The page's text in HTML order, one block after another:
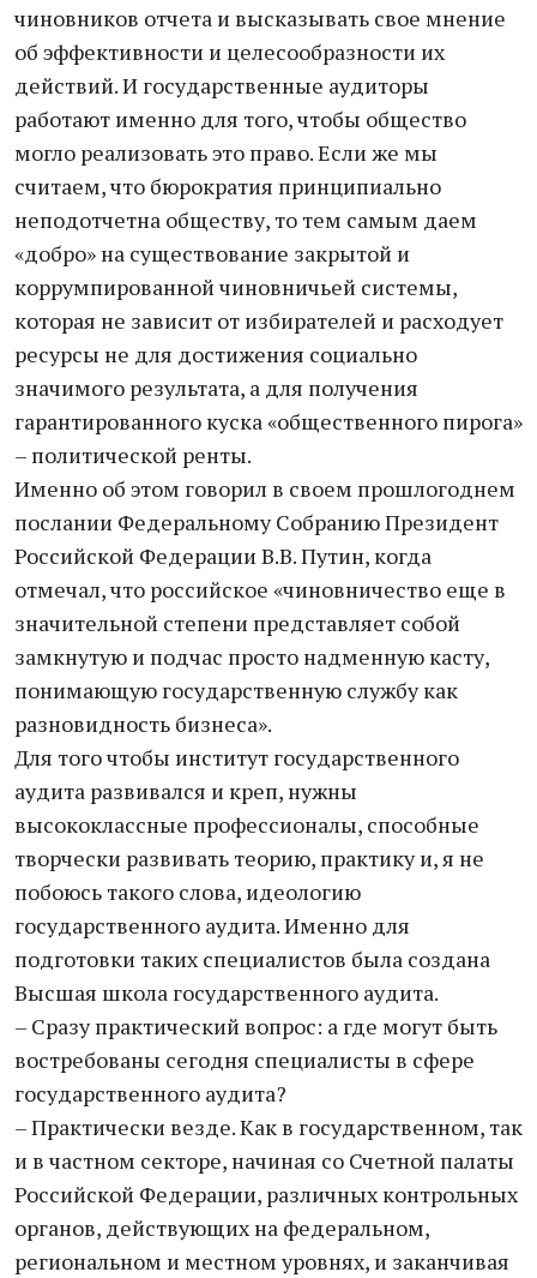
чиновников отчета и высказывать свое мнение
об эффективности и целесообразности их
действий. И государственные аудиторы
работают именно для того, чтобы общество
могло реализовать это право. Если же мы
считаем, что бюрократия принципиально
неподотчетна обществу, то тем самым даем
«добро» на существование закрытой и
коррумпированной чиновничьей системы,
которая не зависит от избирателей и расходует
ресурсы не для достижения социально
значимого результата, а для получения
гарантированного куска «общественного пирога»
– политической ренты.
Именно об этом говорил в своем прошлогоднем
послании Федеральному Собранию Президент
Российской Федерации В.В. Путин, когда
отмечал, что российское «чиновничество еще в
значительной степени представляет собой
замкнутую и подчас просто надменную касту,
понимающую государственную службу как
разновидность бизнеса».
Для того чтобы институт государственного
аудита развивался и креп, нужны
высококлассные профессионалы, способные
творчески развивать теорию, практику и, я не
побоюсь такого слова, идеологию
государственного аудита. Именно для
подготовки таких специалистов была создана
Высшая школа государственного аудита.
– Сразу практический вопрос: а где могут быть
востребованы сегодня специалисты в сфере
государственного аудита?
– Практически везде. Как в государственном, так
и в частном секторе, начиная со Счетной палаты
Российской Федерации, различных контрольных
органов, действующих на федеральном,
региональном и местном уровнях, и заканчивая